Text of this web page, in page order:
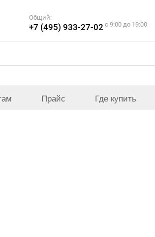
Общий:
+7 (495) 933-27-02 c 9:00 до 19:00
Прайс Где купить